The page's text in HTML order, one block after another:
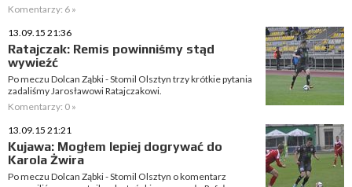
Komentarzy: 6 »
13.09.15 21:36
Ratajczak: Remis powinniśmy stąd
wywieźć
Po meczu Dolcan Ząbki - Stomil Olsztyn trzy krótkie pytania
zadaliśmy Jarosławowi Ratajczakowi.
Komentarzy: 0 »
13.09.15 21:21
Kujawa: Mogłem lepiej dogrywać do
Karola Żwira
Po meczu Dolcan Ząbki - Stomil Olsztyn o komentarz